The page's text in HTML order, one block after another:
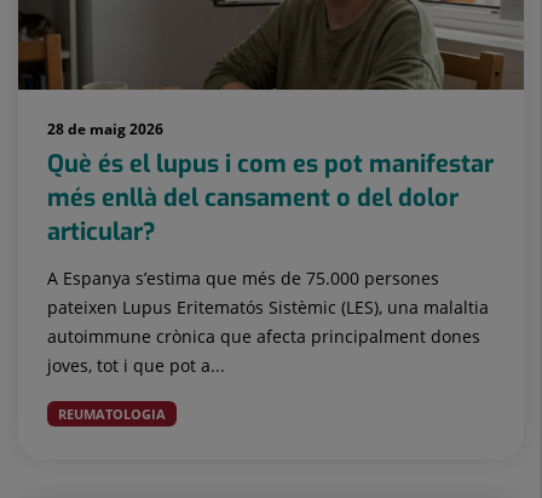
28 de maig 2026
Què és el lupus i com es pot manifestar
més enllà del cansament o del dolor
articular?
A Espanya s’estima que més de 75.000 persones
pateixen Lupus Eritematós Sistèmic (LES), una malaltia
autoimmune crònica que afecta principalment dones
joves, tot i que pot a...
REUMATOLOGIA